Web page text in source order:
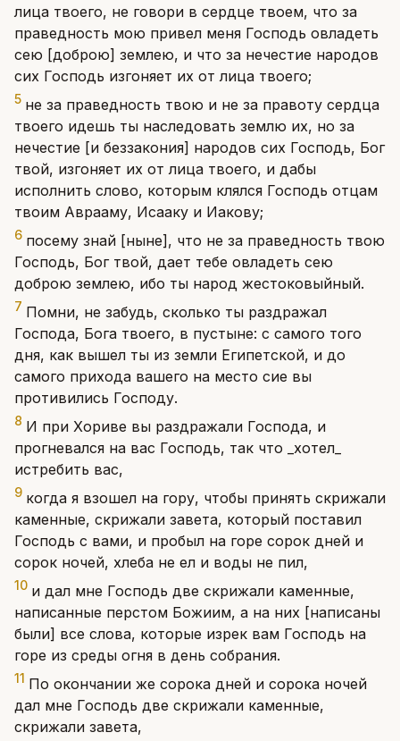
лица твоего, не говори в сердце твоем, что за
праведность мою привел меня Господь овладеть
сею [доброю] землею, и что за нечестие народов
сих Господь изгоняет их от лица твоего;
5 не за праведность твою и не за правоту сердца
твоего идешь ты наследовать землю их, но за
нечестие [и беззакония] народов сих Господь, Бог
твой, изгоняет их от лица твоего, и дабы
исполнить слово, которым клялся Господь отцам
твоим Аврааму, Исааку и Иакову;
6 посему знай [ныне], что не за праведность твою
Господь, Бог твой, дает тебе овладеть сею
доброю землею, ибо ты народ жестоковыйный.
7 Помни, не забудь, сколько ты раздражал
Господа, Бога твоего, в пустыне: с самого того
дня, как вышел ты из земли Египетской, и до
самого прихода вашего на место сие вы
противились Господу.
8 И при Хориве вы раздражали Господа, и
прогневался на вас Господь, так что _хотел_
истребить вас,
9 когда я взошел на гору, чтобы принять скрижали
каменные, скрижали завета, который поставил
Господь с вами, и пробыл на горе сорок дней и
сорок ночей, хлеба не ел и воды не пил,
10 и дал мне Господь две скрижали каменные,
написанные перстом Божиим, а на них [написаны
были] все слова, которые изрек вам Господь на
горе из среды огня в день собрания.
11 По окончании же сорока дней и сорока ночей
дал мне Господь две скрижали каменные,
скрижали завета,